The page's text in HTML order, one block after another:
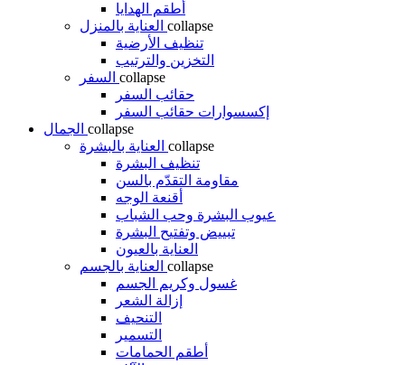
أطقم الهدايا
العناية بالمنزل collapse
تنظيف الأرضية
التخزين والترتيب
السفر collapse
حقائب السفر
إكسسوارات حقائب السفر
الجمال collapse
العناية بالبشرة collapse
تنظيف البشرة
مقاومة التقدّم بالسن
أقنعة الوجه
عيوب البشرة وحب الشباب
تبييض وتفتيح البشرة
العناية بالعيون
العناية بالجسم collapse
غسول وكريم الجسم
إزالة الشعر
التنحيف
التسمير
أطقم الحمامات